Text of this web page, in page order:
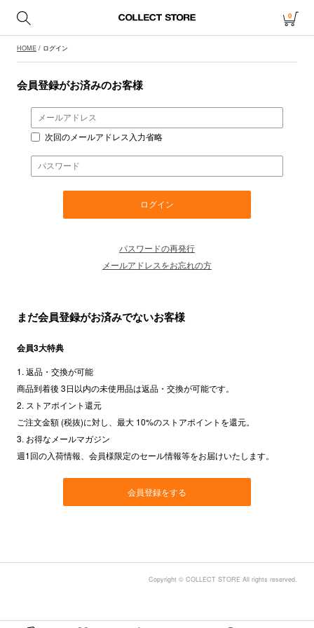
0
HOME / ログイン
会員登録がお済みのお客様
次回のメールアドレス入力省略
パスワードの再発行
メールアドレスをお忘れの方
まだ会員登録がお済みでないお客様
会員3大特典
1. 返品・交換が可能
商品到着後 3日以内の未使用品は返品・交換が可能です。
2. ストアポイント還元
ご注文金額 (税抜)に対し、最大 10%のストアポイントを還元。
3. お得なメールマガジン
週1回の入荷情報、会員様限定のセール情報等をお届けいたします。
会員登録をする
Copyright © COLLECT STORE All rights reserved.